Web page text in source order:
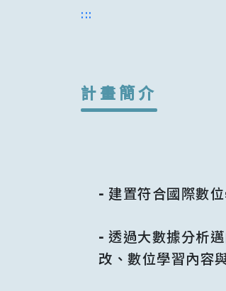
:::
計畫簡介
- 建置符合國際數
- 透過大數據分析
改、數位學習內容